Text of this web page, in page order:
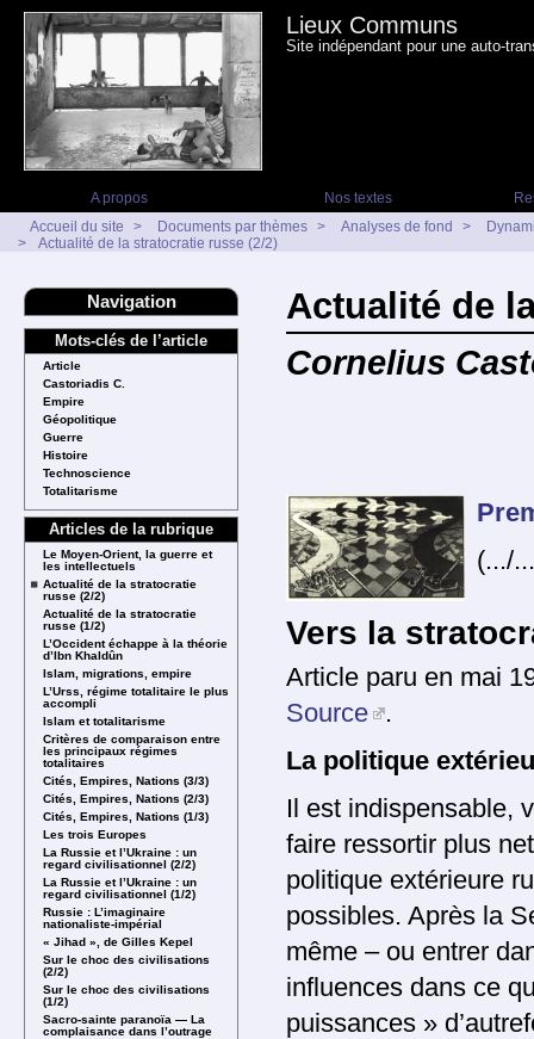
Lieux Communs
Site indépendant pour une auto-
A propos Nos textes
Accueil du site
> Documents par thèmes > Analyses de fond >
>
Actualité de la stratocratie russe (2/2)
Actualité de
Cornelius
(.../
Vers la
Article paru en mai
Source
.
La politique
Il est indispensable,
faire ressortir plus
politique extérieure
possibles. Après la
même – ou entrer
influences dans ce
puissances »
Navigation
Mots-clés de l’article
Article
Castoriadis C.
Empire
Géopolitique
Guerre
Histoire
Technoscience
Totalitarisme
Articles de la rubrique
Le Moyen-Orient, la guerre et
les intellectuels
Actualité de la stratocratie
russe (2/2)
Actualité de la stratocratie
russe (1/2)
L’Occident échappe à la théorie
d’Ibn Khaldûn
Islam, migrations, empire
L’Urss, régime totalitaire le plus
accompli
Islam et totalitarisme
Critères de comparaison entre
les principaux régimes
totalitaires
Cités, Empires, Nations (3/3)
Cités, Empires, Nations (2/3)
Cités, Empires, Nations (1/3)
Les trois Europes
La Russie et l’Ukraine : un
regard civilisationnel (2/2)
La Russie et l’Ukraine : un
regard civilisationnel (1/2)
Russie : L’imaginaire
nationaliste-impérial
« Jihad », de Gilles Kepel
Sur le choc des civilisations
(2/2)
Sur le choc des civilisations
(1/2)
Sacro-sainte paranoïa — La
complaisance dans l’outrage